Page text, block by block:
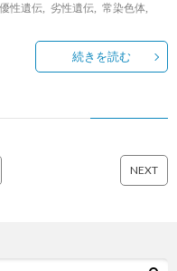
優性遺伝, 劣性遺伝, 常染色体
続きを読む
NEXT